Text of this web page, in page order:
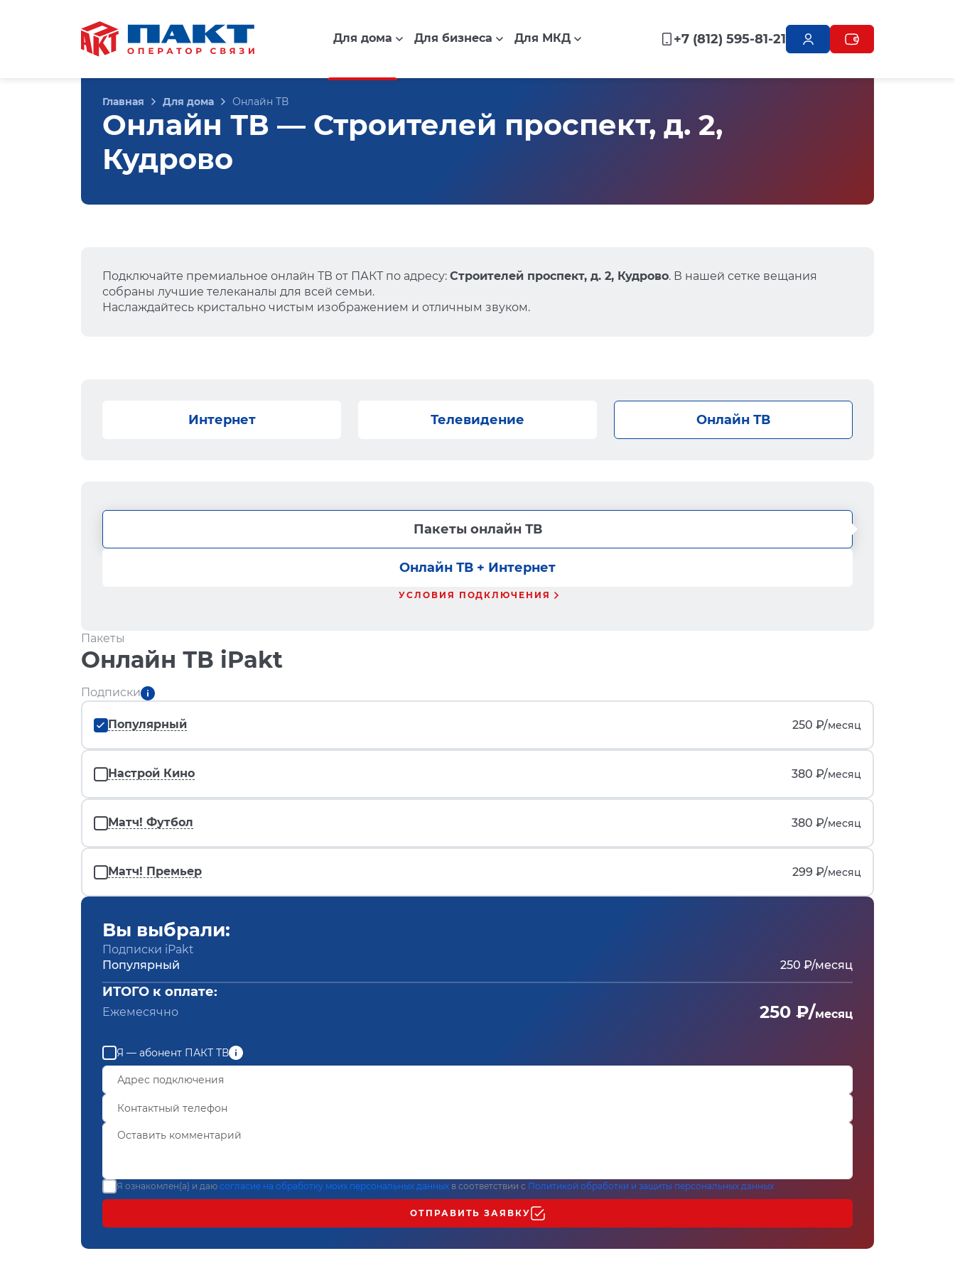
Для дома Для бизнеса Для МКД +7 (812) 595-81-21
Главная Для дома Онлайн ТВ
Онлайн ТВ — Строителей проспект, д. 2,
Кудрово
Подключайте премиальное онлайн ТВ от ПАКТ по адресу: Строителей проспект, д. 2, Кудрово. В нашей сетке вещания
собраны лучшие телеканалы для всей семьи.
Наслаждайтесь кристально чистым изображением и отличным звуком.
Интернет Телевидение Онлайн ТВ
Пакеты онлайн ТВ
Онлайн ТВ + Интернет
УСЛОВИЯ ПОДКЛЮЧЕНИЯ
Пакеты
Онлайн ТВ iPakt
Подписки
Популярный 250 ₽/месяц
Настрой Кино 380 ₽/месяц
Матч! Футбол 380 ₽/месяц
Матч! Премьер 299 ₽/месяц
Вы выбрали:
Подписки iPakt
Популярный
250 ₽/месяц
ИТОГО к оплате:
Ежемесячно 250 ₽/месяц
Я — абонент ПАКТ ТВ
Я ознакомлен(а) и даю согласие на обработку моих персональных данных в соответствии с Политикой обработки и защиты персональных данных
ОТПРАВИТЬ ЗАЯВКУ